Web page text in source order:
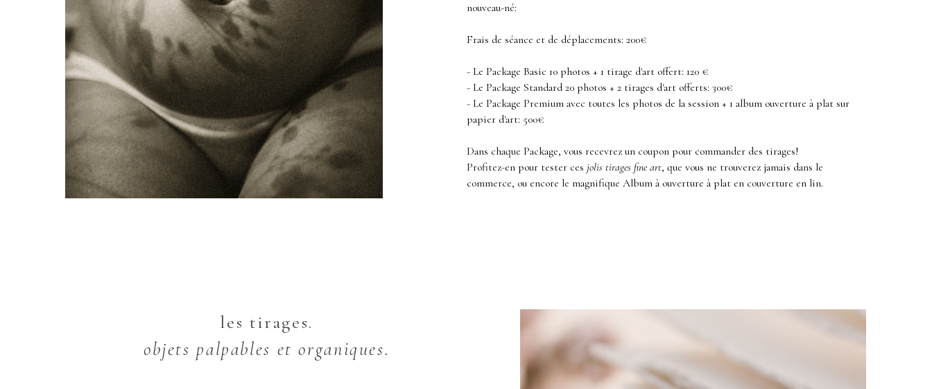
nouveau-né:
Frais de séance et de déplacements: 200€
- Le Package Basic 10 photos + 1 tirage d'art offert: 120 €
- Le Package Standard 20 photos + 2 tirages d'art offerts: 300€
- Le Package Premium avec toutes les photos de la session + 1 album ouverture à plat sur
papier d'art: 500€
Dans chaque Package, vous recevrez un coupon pour commander des tirages!
Profitez-en pour tester ces jolis tirages fine art, que vous ne trouverez jamais dans le
commerce, ou encore le magnifique Album à ouverture à plat en couverture en lin.
les tirages.
objets palpables et organiques.